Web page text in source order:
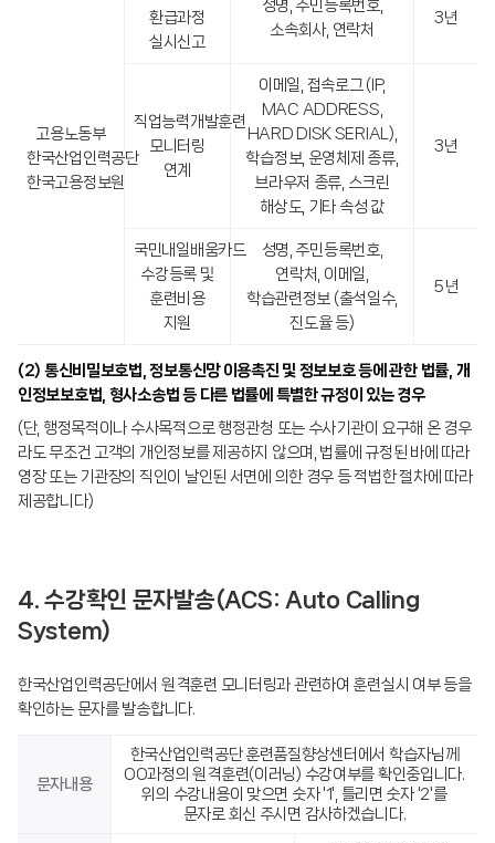
고용노동부
한국산업인력공단
한국고용정보원
환급과정
실시신고
성명, 주민등록번호,
소속회사, 연락처
3년
직업능력개발훈련
모니터링
연계
이메일, 접속로그 (IP,
MAC ADDRESS,
HARD DISK SERIAL),
학습정보, 운영체제 종류,
브라우저 종류, 스크린
해상도, 기타 속성 값
3년
국민내일배움카드
수강등록 및
훈련비용
지원
성명, 주민등록번호,
연락처, 이메일,
학습관련정보 (출석일수,
진도율 등)
5년
(2) 통신비밀보호법, 정보통신망 이용촉진 및 정보보호 등에 관한 법률, 개
인정보보호법, 형사소송법 등 다른 법률에 특별한 규정이 있는 경우
(단, 행정목적이나 수사목적으로 행정관청 또는 수사기관이 요구해 온 경우
라도 무조건 고객의 개인정보를 제공하지 않으며, 법률에 규정된 바에 따라
영장 또는 기관장의 직인이 날인된 서면에 의한 경우 등 적법한 절차에 따라
제공합니다)
4. 수강확인 문자발송(ACS: Auto Calling
System)
한국산업인력공단에서 원격훈련 모니터링과 관련하여 훈련실시 여부 등을
확인하는 문자를 발송합니다.
문자내용
한국산업인력공단 훈련품질향상센터에서 학습자님께
OO과정의 원격훈련(이러닝) 수강여부를 확인중입니다.
위의 수강내용이 맞으면 숫자 '1', 틀리면 숫자 '2'를
문자로 회신 주시면 감사하겠습니다.